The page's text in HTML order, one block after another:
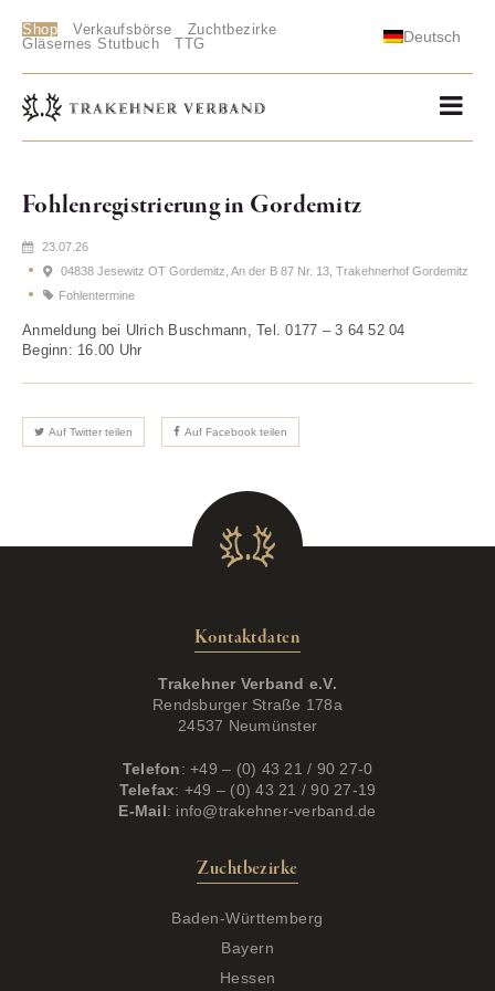
Shop Verkaufsbörse
Zuchtbezirke
Gläsernes Stutbuch
TTG Deutsch
Fohlenregistrierung in Gordemitz
23.07.26
04838 Jesewitz OT Gordemitz, An der B 87 Nr. 13, Trakehnerhof Gordemitz
Fohlentermine
Anmeldung bei Ulrich Buschmann, Tel. 0177 – 3 64 52 04
Beginn: 16.00 Uhr
Auf Twitter teilen Auf Facebook teilen
Kontaktdaten
Trakehner Verband e.V.
Rendsburger Straße 178a
24537 Neumünster
Telefon: +49 – (0) 43 21 / 90 27-0
Telefax: +49 – (0) 43 21 / 90 27-19
E-Mail: info@trakehner-verband.de
Zuchtbezirke
Baden-Württemberg
Bayern
Hessen